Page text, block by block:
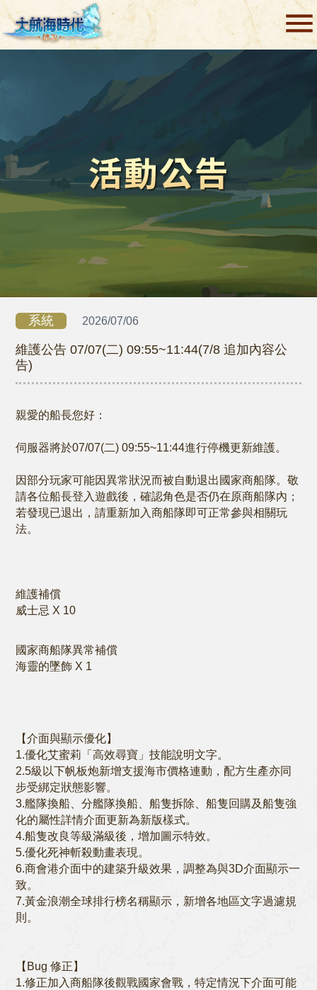
系統 2026/07/06
維護公告 07/07(二) 09:55~11:44(7/8 追加內容公
告)
親愛的船長您好：
伺服器將於07/07(二) 09:55~11:44進行停機更新維護。
因部分玩家可能因異常狀況而被自動退出國家商船隊。敬
請各位船長登入遊戲後，確認角色是否仍在原商船隊內；
若發現已退出，請重新加入商船隊即可正常參與相關玩
法。
維護補償
威士忌 X 10
國家商船隊異常補償
海靈的墜飾 X 1
【介面與顯示優化】
1.優化艾蜜莉「高效尋寶」技能說明文字。
2.5級以下帆板炮新增支援海市價格連動，配方生產亦同
步受綁定狀態影響。
3.艦隊換船、分艦隊換船、船隻拆除、船隻回購及船隻強
化的屬性詳情介面更新為新版樣式。
4.船隻改良等級滿級後，增加圖示特效。
5.優化死神斬殺動畫表現。
6.商會港介面中的建築升級效果，調整為與3D介面顯示一
致。
7.黃金浪潮全球排行榜名稱顯示，新增各地區文字過濾規
則。
【Bug 修正】
1.修正加入商船隊後觀戰國家會戰，特定情況下介面可能